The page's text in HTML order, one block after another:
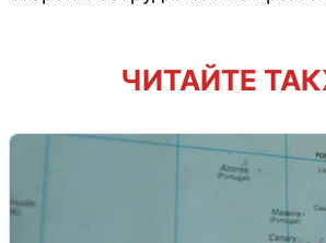
ЧИТАЙТЕ